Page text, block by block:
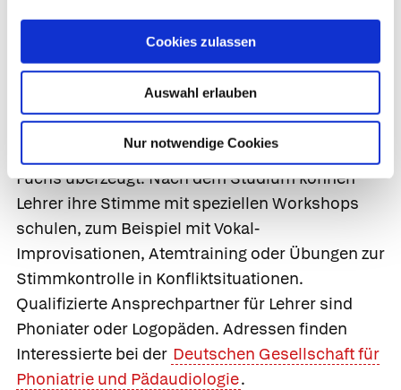
Cookies zulassen
Auswahl erlauben
Nur notwendige Cookies
Damit die Stimme wieder
stimmt
Viele Stimmschädigungen wären mit einer
besseren Stimmausbildung und einem
geschulten Stimmeinsatz vermeidbar, ist Prof.
Fuchs überzeugt. Nach dem Studium können
Lehrer ihre Stimme mit speziellen Workshops
schulen, zum Beispiel mit Vokal-
Improvisationen, Atemtraining oder Übungen zur
Stimmkontrolle in Konfliktsituationen.
Qualifizierte Ansprechpartner für Lehrer sind
Phoniater oder Logopäden. Adressen finden
Interessierte bei der Deutschen Gesellschaft für
Phoniatrie und Pädaudiologie.